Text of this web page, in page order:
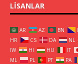
LISANLAR
AR AZ BN
HR
CS DA NL
IW
HI HU IT
ML
PL PT PA